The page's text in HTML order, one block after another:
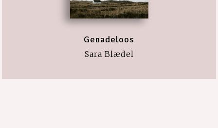
Genadeloos
Sara Blædel